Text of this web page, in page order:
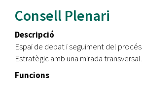
Consell Plenari
Descripció
Espai de debat i seguiment del
Estratègic amb una mirada transversal.
Funcions